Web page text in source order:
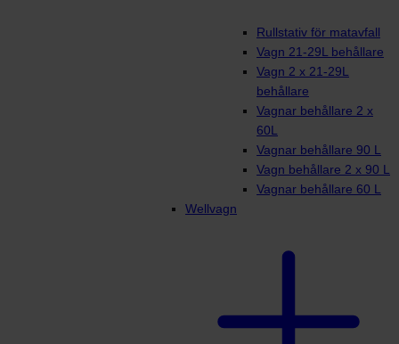
Rullstativ för matavfall
Vagn 21-29L behållare
Vagn 2 x 21-29L
behållare
Vagnar behållare 2 x
60L
Vagnar behållare 90 L
Vagn behållare 2 x 90 L
Vagnar behållare 60 L
Wellvagn